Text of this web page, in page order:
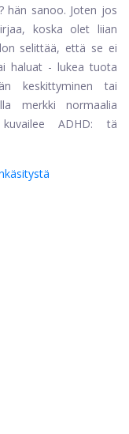
hän sanoo. Joten jos
koska olet liian
selittää, että se ei
haluat - lukea tuota
keskittyminen tai
merkki normaalia
ADHD: tä